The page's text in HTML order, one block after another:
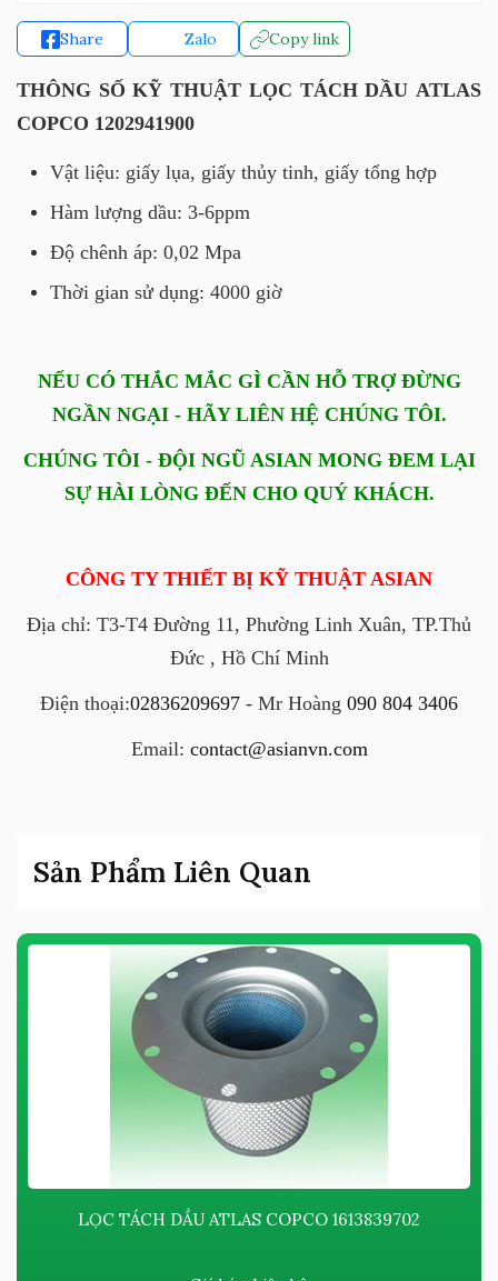
Share Zalo Copy link
THÔNG SỐ KỸ THUẬT LỌC TÁCH DẦU ATLAS
COPCO 1202941900
Vật liệu: giấy lụa, giấy thủy tinh, giấy tổng hợp
Hàm lượng dầu: 3-6ppm
Độ chênh áp: 0,02 Mpa
Thời gian sử dụng: 4000 giờ
NẾU CÓ THẮC MẮC GÌ CẦN HỖ TRỢ ĐỪNG
NGẦN NGẠI - HÃY LIÊN HỆ CHÚNG TÔI.
CHÚNG TÔI - ĐỘI NGŨ ASIAN MONG ĐEM LẠI
SỰ HÀI LÒNG ĐẾN CHO QUÝ KHÁCH.
CÔNG TY THIẾT BỊ KỸ THUẬT ASIAN
Địa chỉ: T3-T4 Đường 11, Phường Linh Xuân, TP.Thủ
Đức , Hồ Chí Minh
Điện thoại:02836209697 - Mr Hoàng 090 804 3406
Email: contact@asianvn.com
Sản Phẩm Liên Quan
LỌC TÁCH DẦU ATLAS COPCO ​​​​​​1613839702